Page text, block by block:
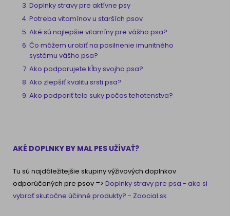
Doplnky stravy pre aktívne psy
Potreba vitamínov u starších psov
Aké sú najlepšie vitamíny pre vášho psa?
Čo môžem urobiť na posilnenie imunitného
systému vášho psa?
Ako podporujete kĺby svojho psa?
Ako zlepšiť kvalitu srsti psa?
Ako podporiť telo suky počas tehotenstva?
AKÉ DOPLNKY BY MAL PES UŽÍVAŤ?
Tu sú najdôležitejšie skupiny výživových doplnkov
odporúčaných pre psov => Doplnky stravy pre psa - ako si
vybrať skutočne účinné produkty? - Zoocial.sk